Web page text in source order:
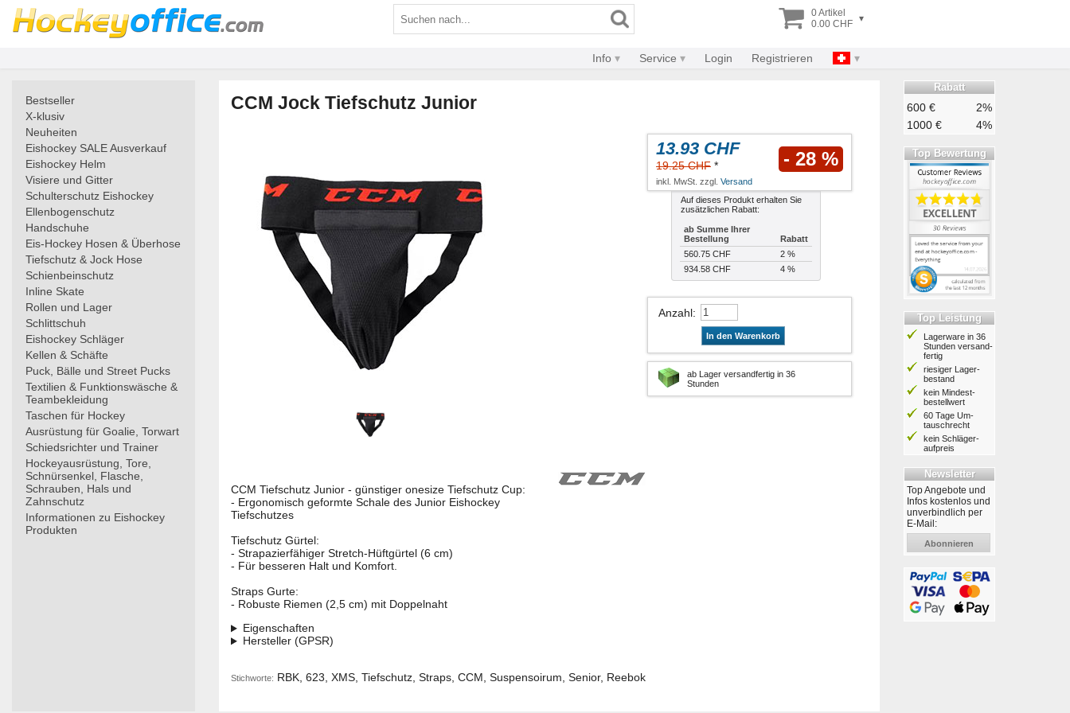
0 Artikel
0.00 CHF ▾
Info Service Login Registrieren
Bestseller
X-klusiv
Neuheiten
Eishockey SALE Ausverkauf
Eishockey Helm
Visiere und Gitter
Schulterschutz Eishockey
Ellenbogenschutz
Handschuhe
Eis-Hockey Hosen & Überhose
Tiefschutz & Jock Hose
Schienbeinschutz
Inline Skate
Rollen und Lager
Schlittschuh
Eishockey Schläger
Kellen & Schäfte
Puck, Bälle und Street Pucks
Textilien & Funktionswäsche &
Teambekleidung
Taschen für Hockey
Ausrüstung für Goalie, Torwart
Schiedsrichter und Trainer
Hockeyausrüstung, Tore,
Schnürsenkel, Flasche,
Schrauben, Hals und
Zahnschutz
Informationen zu Eishockey
Produkten
CCM Jock Tiefschutz Junior
13.93 CHF
19.25 CHF * - 28 %
inkl. MwSt. zzgl. Versand
Auf dieses Produkt erhalten Sie
zusätzlichen Rabatt:
ab Summe Ihrer
Bestellung
Rabatt
560.75 CHF
2 %
934.58 CHF
4 %
Anzahl:
In den Warenkorb
ab Lager versandfertig in 36
Stunden
CCM Tiefschutz Junior - günstiger onesize Tiefschutz Cup:
- Ergonomisch geformte Schale des Junior Eishockey
Tiefschutzes
Tiefschutz Gürtel:
- Strapazierfähiger Stretch-Hüftgürtel (6 cm)
- Für besseren Halt und Komfort.
Straps Gurte:
- Robuste Riemen (2,5 cm) mit Doppelnaht
Eigenschaften
Hersteller (GPSR)
Stichworte: RBK, 623, XMS, Tiefschutz, Straps, CCM, Suspensoirum, Senior, Reebok
Rabatt
600 €
2%
1000 €
4%
Top Bewertung
Top Leistung
Lagerware in 36
Stunden ver­sand­
fertig
riesiger Lager­
bestand
kein Mindest­
bestell­wert
60 Tage Um­
tausch­recht
kein Schläger­
aufpreis
Newsletter
Top Angebote und
Infos kostenlos und
unverbindlich per
E-Mail:
Abonnieren